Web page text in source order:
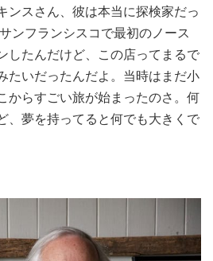
ンスさん、彼は本当に探検家だっ
ンフランシスコで最初のノース
したんだけど、この店ってまるで
たいだったんだよ。当時はまだ小
からすごい旅が始まったのさ。何
、夢を持ってると何でも大きくで